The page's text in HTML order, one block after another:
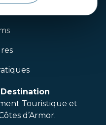
Destination
Touristique et
d’Armor.